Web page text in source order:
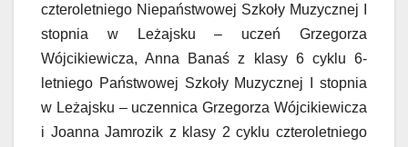
czteroletniego Niepaństwowej Szkoły Muzycznej I
stopnia w Leżajsku – uczeń Grzegorza
Wójcikiewicza, Anna Banaś z klasy 6 cyklu 6-
letniego Państwowej Szkoły Muzycznej I stopnia
w Leżajsku – uczennica Grzegorza Wójcikiewicza
i Joanna Jamrozik z klasy 2 cyklu czteroletniego